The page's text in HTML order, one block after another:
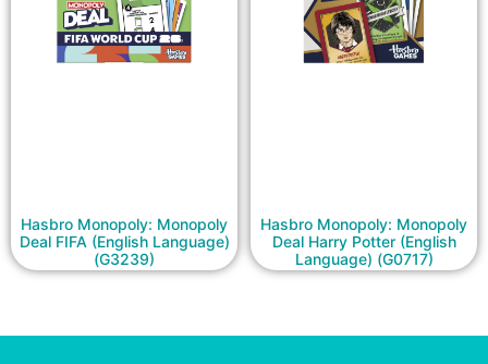
Hasbro Monopoly: Monopoly
Deal FIFA (English Language)
(G3239)
Hasbro Monopoly: Monopoly
Deal Harry Potter (English
Language) (G0717)